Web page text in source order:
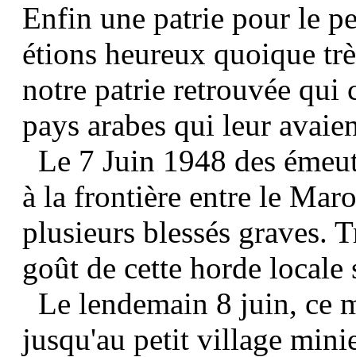
Enfin une patrie pour le
étions heureux quoique
notre patrie retrouvée qui
pays arabes qui leur
Le 7 Juin 1948 des
à la frontière entre le
plusieurs blessés graves.
goût de cette horde locale
Le lendemain 8 juin, ce
jusqu'au petit village